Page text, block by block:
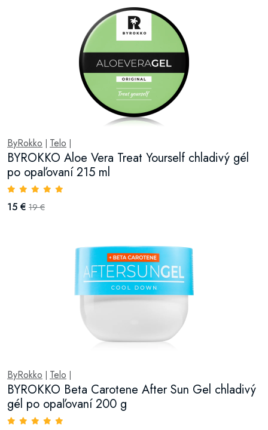
ByRokko Telo
BYROKKO Aloe Vera Treat Yourself chladivý gél
po opaľovaní 215 ml
15 € 19 €
ByRokko Telo
BYROKKO Beta Carotene After Sun Gel chladivý
gél po opaľovaní 200 g